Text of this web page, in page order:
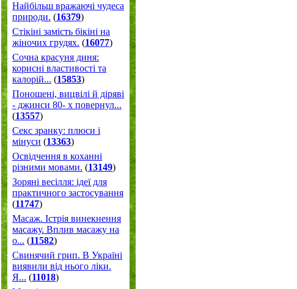
Найбільш вражаючі чудеса
природи. (16379)
Стікіні замість бікіні на
жіночих грудях. (16077)
Сочна красуня диня:
корисні властивості та
калорій... (15853)
Поношені, вицвілі й діряві
- джинси 80- х повернул...
(13557)
Секс зранку: плюси і
мінуси (13363)
Освідчення в коханні
різними мовами. (13149)
Зоряні весілля: ідеї для
практичного застосування
(11747)
Масаж. Істрія винекнення
масажу. Вплив масажу на
о... (11582)
Свинячий грип. В Україні
виявили від нього ліки.
Я... (11018)